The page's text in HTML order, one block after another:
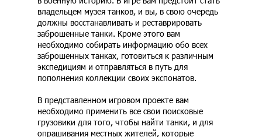
владельцем музея танков, и вы, в свою очередь
должны восстанавливать и реставрировать
заброшенные танки. Кроме этого вам
необходимо собирать информацию обо всех
заброшенных танках, готовиться к различным
экспедициям и отправляться в путь для
пополнения коллекции своих экспонатов.
В представленном игровом проекте вам
необходимо применить все свои поисковые
грузовики для того, чтобы найти танки, и для
опрашивания местных жителей, которые